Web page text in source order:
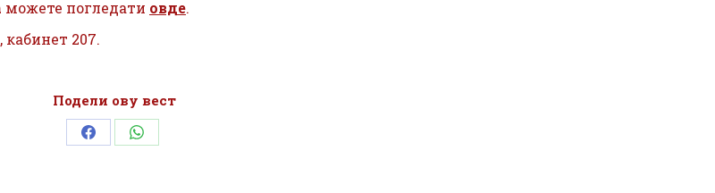
можете погледати овде.
кабинет 207.
Подели ову вест
Share Share